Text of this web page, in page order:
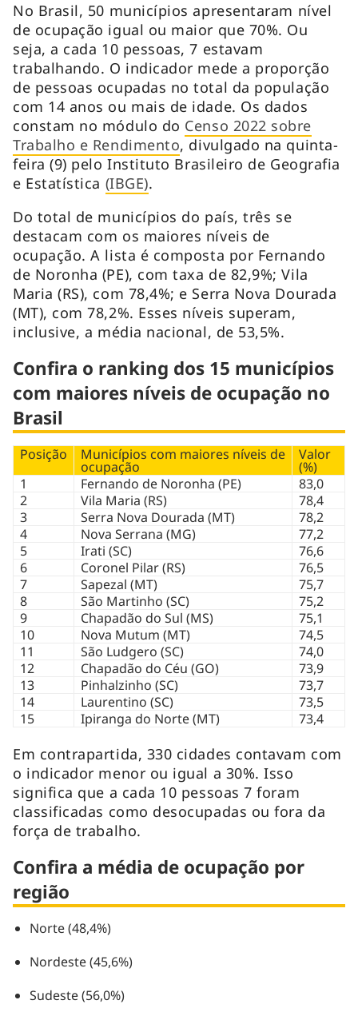
No Brasil, 50 municípios apresentaram nível
de ocupação igual ou maior que 70%. Ou
seja, a cada 10 pessoas, 7 estavam
trabalhando. O indicador mede a proporção
de pessoas ocupadas no total da população
com 14 anos ou mais de idade. Os dados
constam no módulo do Censo 2022 sobre
Trabalho e Rendimento, divulgado na quinta-
feira (9) pelo Instituto Brasileiro de Geografia
e Estatística (IBGE).
Do total de municípios do país, três se
destacam com os maiores níveis de
ocupação. A lista é composta por Fernando
de Noronha (PE), com taxa de 82,9%; Vila
Maria (RS), com 78,4%; e Serra Nova Dourada
(MT), com 78,2%. Esses níveis superam,
inclusive, a média nacional, de 53,5%.
Confira o ranking dos 15 municípios
com maiores níveis de ocupação no
Brasil
Posição Municípios com maiores níveis de
ocupação
Valor
(%)
1
Fernando de Noronha (PE)
83,0
2
Vila Maria (RS)
78,4
3
Serra Nova Dourada (MT)
78,2
4
Nova Serrana (MG)
77,2
5
Irati (SC)
76,6
6
Coronel Pilar (RS)
76,5
7
Sapezal (MT)
75,7
8
São Martinho (SC)
75,2
9
Chapadão do Sul (MS)
75,1
10
Nova Mutum (MT)
74,5
11
São Ludgero (SC)
74,0
12
Chapadão do Céu (GO)
73,9
13
Pinhalzinho (SC)
73,7
14
Laurentino (SC)
73,5
15
Ipiranga do Norte (MT) 73,4
Em contrapartida, 330 cidades contavam com
o indicador menor ou igual a 30%. Isso
significa que a cada 10 pessoas 7 foram
classificadas como desocupadas ou fora da
força de trabalho.
Confira a média de ocupação por
região
Norte (48,4%)
Nordeste (45,6%)
Sudeste (56,0%)